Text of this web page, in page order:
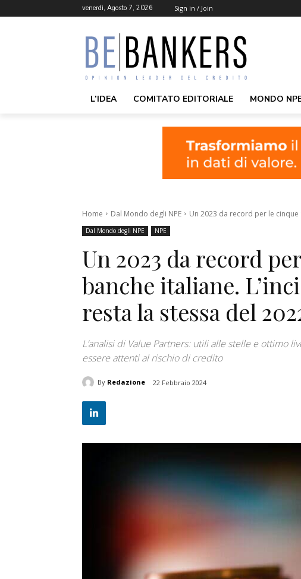
venerdì, Agosto 7, 2026 Sign in / Join
L’IDEA COMITATO EDITORIALE MONDO
Home Dal Mondo degli NPE Un 2023 da record per le cinque
Dal Mondo degli NPE NPE
Un 2023 da record
banche italiane.
resta la stessa del
L’analisi di Value Partners: utili alle stelle e ottimo
essere attenti al rischio di credito
By Redazione 22 Febbraio 2024